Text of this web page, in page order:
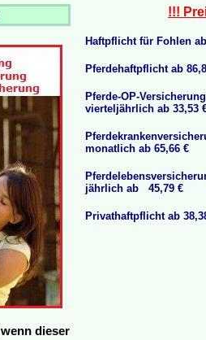
dieser
!!!
Haftpflicht für Fohlen
Pferdehaftpflicht ab
Pferde-OP-Versicherung
vierteljährlich ab 33,53
monatlich ab 65,66 €
jährlich ab 45,79 €
Privathaftpflicht ab